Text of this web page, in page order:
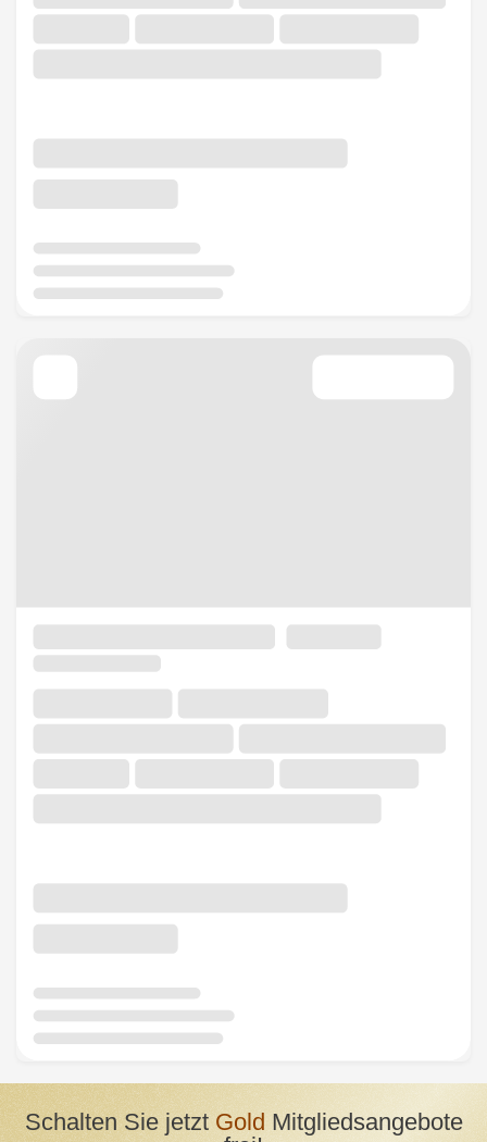
Schalten Sie jetzt Gold Mitgliedsangebote